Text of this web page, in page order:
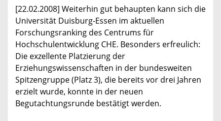
[22.02.2008] Weiterhin gut behaupten kann sich die
Universität Duisburg-Essen im aktuellen
Forschungsranking des Centrums für
Hochschulentwicklung CHE. Besonders erfreulich:
Die exzellente Platzierung der
Erziehungswissenschaften in der bundesweiten
Spitzengruppe (Platz 3), die bereits vor drei Jahren
erzielt wurde, konnte in der neuen
Begutachtungsrunde bestätigt werden.